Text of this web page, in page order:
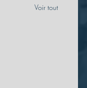
Voir tout